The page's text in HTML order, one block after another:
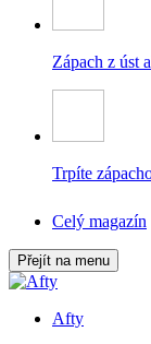
Zápach z úst
Trpíte
Celý magazín
Přejít na menu
Afty